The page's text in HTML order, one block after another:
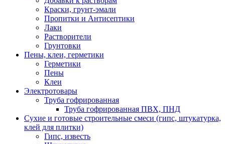
Краски, грунт-эмали
Пропитки и Антисептики
Лаки
Растворители
Грунтовки
Пены, клеи, герметики
Герметики
Пены
Клеи
Электротовары
Труба гофрированная
Труба гофрированная ПВХ, ПНД
Сухие и готовые строительные смеси (гипс, штукатурка,
клей для плитки)
Гипс, известь